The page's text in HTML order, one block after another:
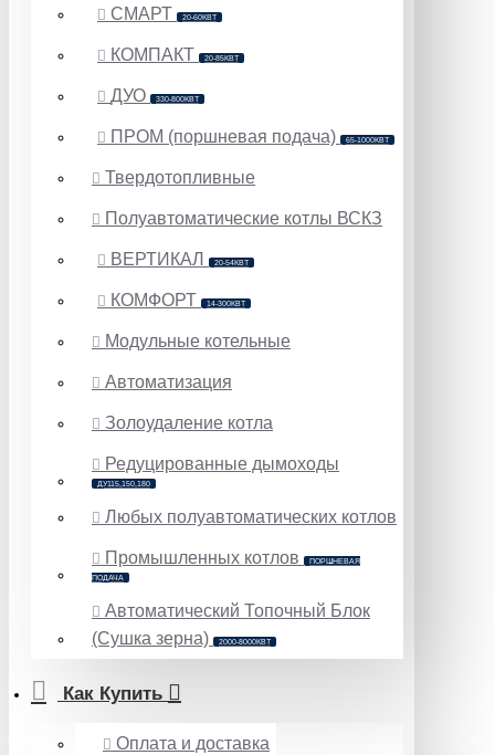
СМАРТ 20-60КВТ
КОМПАКТ 20-85КВТ
ДУО 330-800КВТ
ПРОМ (поршневая подача) 65-1000КВТ
Твердотопливные
Полуавтоматические котлы ВСКЗ
ВЕРТИКАЛ 20-54КВТ
КОМФОРТ 14-300КВТ
Модульные котельные
Автоматизация
Золоудаление котла
Редуцированные дымоходы
ДУ115,150,180
Любых полуавтоматических котлов
Промышленных котлов ПОРШНЕВАЯ
ПОДАЧА
Автоматический Топочный Блок
(Сушка зерна)
2000-8000КВТ
Как Купить
Оплата и доставка